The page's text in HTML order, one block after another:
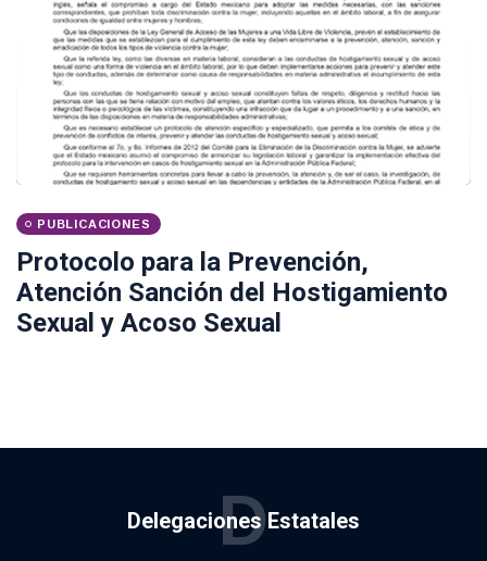
PUBLICACIONES
Protocolo para la Prevención,
Atención Sanción del Hostigamiento
Sexual y Acoso Sexual
Delegaciones Estatales
D